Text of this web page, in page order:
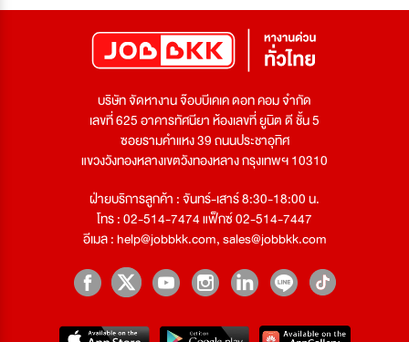
บริษัท จัดหางาน จ๊อบบีเคเค ดอท คอม จำกัด
เลขที่ 625 อาคารทัศนียา ห้องเลขที่ ยูนิต ดี ชั้น 5
ซอยรามคำแหง 39 ถนนประชาอุทิศ
แขวงวังทองหลางเขตวังทองหลาง กรุงเทพฯ 10310
ฝ่ายบริการลูกค้า : จันทร์-เสาร์ 8:30-18:00 น.
โทร : 02-514-7474 แฟ็กซ์ 02-514-7447
อีเมล :help@jobbkk.com,sales@jobbkk.com